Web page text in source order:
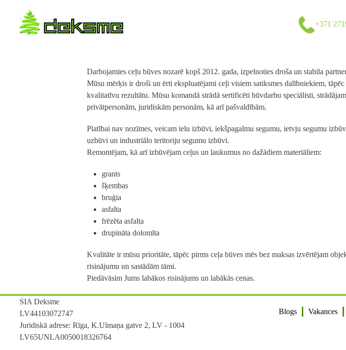
+371
Darbojamies ceļu būves nozarē kopš 2012. gada, izpelnoties droša un stabila
Mūsu mērķis ir droši un ērti ekspluatējami ceļi visiem satiksmes dalībniekiem,
kvalitatīvu rezultātu. Mūsu komandā strādā sertificēti būvdarbu speciālisti,
privātpersonām, juridiskām personām, kā arī pašvaldībām.
Platībai nav nozīmes, veicam ielu izbūvi, iekšpagalmu segumu, ietvju segumu
uzbūvi un industriālo teritoriju segumu izbūvi.
Remontējam, kā arī izbūvējam ceļus un laukumus no dažādiem materiāliem:
grants
šķembas
bruģia
asfalta
frēzēta asfalta
drupināta dolomīta
Kvalitāte ir mūsu prioritāte, tāpēc pirms ceļa būves mēs bez maksas izvērtējam
risinājumu un sastādām tāmi.
Piedāvāsim Jums labākos risinājums un labākās cenas.
SIA Deksme
LV44103072747
Juridiskā adrese: Rīga, K.Ulmaņa gatve 2, LV - 1004
LV65UNLA0050018326764
Blogs Vakances